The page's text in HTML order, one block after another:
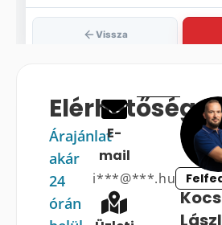
Árajánlat
akár
24
órán
E-
mail
i***@***.hu